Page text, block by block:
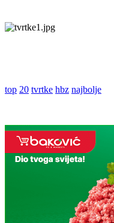
top 20 tvrtke hbz najbolje